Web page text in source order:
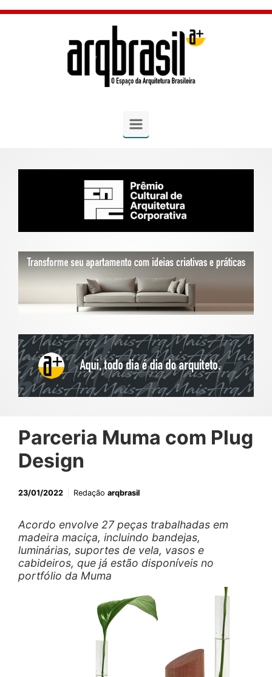
Skip to main content
Parceria Muma com Plug
Design
23/01/2022 Redação arqbrasil
Acordo envolve 27 peças trabalhadas em
madeira maciça, incluindo bandejas,
luminárias, suportes de vela, vasos e
cabideiros, que já estão disponíveis no
portfólio da Muma